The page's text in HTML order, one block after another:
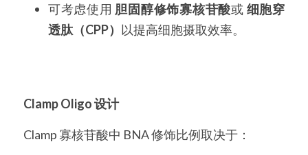
可考虑使用 胆固醇修饰寡核苷酸或 细胞穿
透肽（CPP） 以提高细胞摄取效率。
Clamp Oligo 设计
Clamp 寡核苷酸中 BNA 修饰比例取决于：